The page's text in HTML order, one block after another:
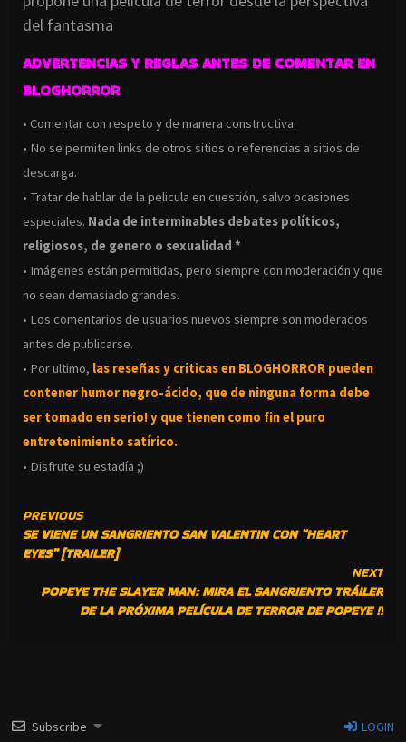
del fantasma
ADVERTENCIAS Y REGLAS ANTES DE COMENTAR EN
BLOGHORROR
• Comentar con respeto y de manera constructiva.
• No se permiten links de otros sitios o referencias a sitios de
descarga.
• Tratar de hablar de la pelicula en cuestión, salvo ocasiones
especiales. Nada de interminables debates políticos,
religiosos, de genero o sexualidad *
• Imágenes están permitidas, pero siempre con moderación y que
no sean demasiado grandes.
• Los comentarios de usuarios nuevos siempre son moderados
antes de publicarse.
• Por ultimo, las reseñas y criticas en BLOGHORROR pueden
contener humor negro-ácido, que de ninguna forma debe
ser tomado en serio! y que tienen como fin el puro
entretenimiento satírico.
• Disfrute su estadía ;)
CONTINUE
READING
PREVIOUS
SE VIENE UN SANGRIENTO SAN VALENTIN CON “HEART
EYES” [TRAILER]
NEXT
POPEYE THE SLAYER MAN: MIRA EL SANGRIENTO TRÁILER
DE LA PRÓXIMA PELÍCULA DE TERROR DE POPEYE !!
Subscribe LOGIN